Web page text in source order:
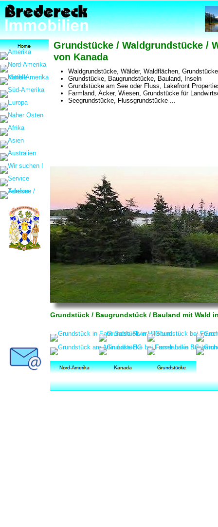
Grundstücke / Waldgrundstücke /
von Kanada
Waldgrundstücke, Wälder, Waldflächen,
Grundstücke, Baugrundstücke, Bauland, Inseln
Grundstücke am See oder Fluss, Lakefront
Farmland, Äcker, Wiesen, Grundstücke für
Seegrundstücke, Flussgrundstücke ...
Grundstück / Baugrundstück / Bauland mit Wald